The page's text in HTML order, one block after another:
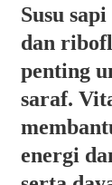
Susu
dan
penting
saraf.
energi